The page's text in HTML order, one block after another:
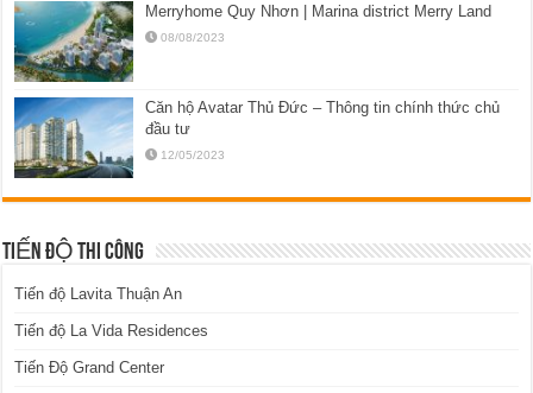
Merryhome Quy Nhơn | Marina district Merry Land
08/08/2023
Căn hộ Avatar Thủ Đức – Thông tin chính thức chủ
đầu tư
12/05/2023
TIẾN ĐỘ THI CÔNG
Tiến độ Lavita Thuận An
Tiến độ La Vida Residences
Tiến Độ Grand Center